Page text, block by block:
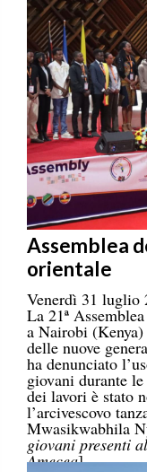
Assemblea
orientale
Venerdì 31 luglio
La 21ª
a Nairobi
delle nuove
ha denunciato
giovani durante
dei lavori è stato
l’arcivescovo
Mwasikwabhila
giovani presenti
Amecea]